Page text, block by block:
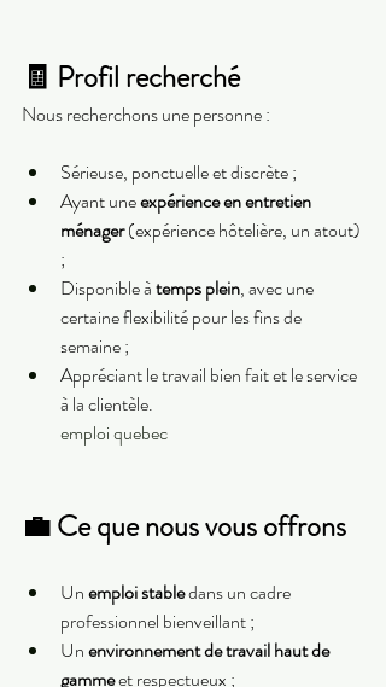
🧾 Profil recherché
Nous recherchons une personne :
Sérieuse, ponctuelle et discrète ;
Ayant une expérience en entretien
ménager (expérience hôtelière, un atout)
;
Disponible à temps plein, avec une
certaine flexibilité pour les fins de
semaine ;
Appréciant le travail bien fait et le service
à la clientèle.
emploi quebec
💼 Ce que nous vous offrons
Un emploi stable dans un cadre
professionnel bienveillant ;
Un environnement de travail haut de
gamme et respectueux ;